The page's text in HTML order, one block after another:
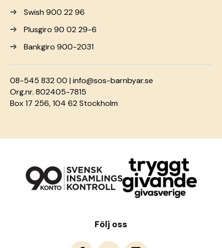
Swish 900 22 96
Plusgiro 90 02 29-6
Bankgiro 900-2031
08-545 832 00 |info@sos-barnbyar.se
Org.nr. 802405-7815
Box 17 256, 104 62 Stockholm
Följ oss